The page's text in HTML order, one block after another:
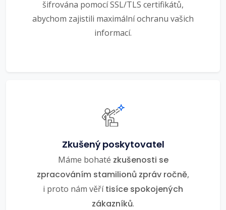
šifrována pomocí SSL/TLS certifikátů,
abychom zajistili maximální ochranu vašich
informací.
Zkušený poskytovatel
Máme bohaté zkušenosti se
zpracováním stamilionů zpráv ročně,
i proto nám věřítisíce spokojených
zákazníků.